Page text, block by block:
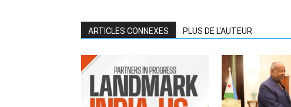
ARTICLES CONNEXES PLUS DE L'AUTEUR